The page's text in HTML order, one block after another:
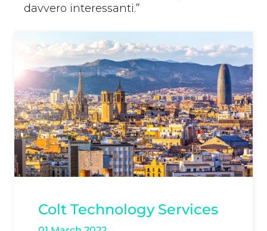
davvero interessanti.”
Colt Technology Services